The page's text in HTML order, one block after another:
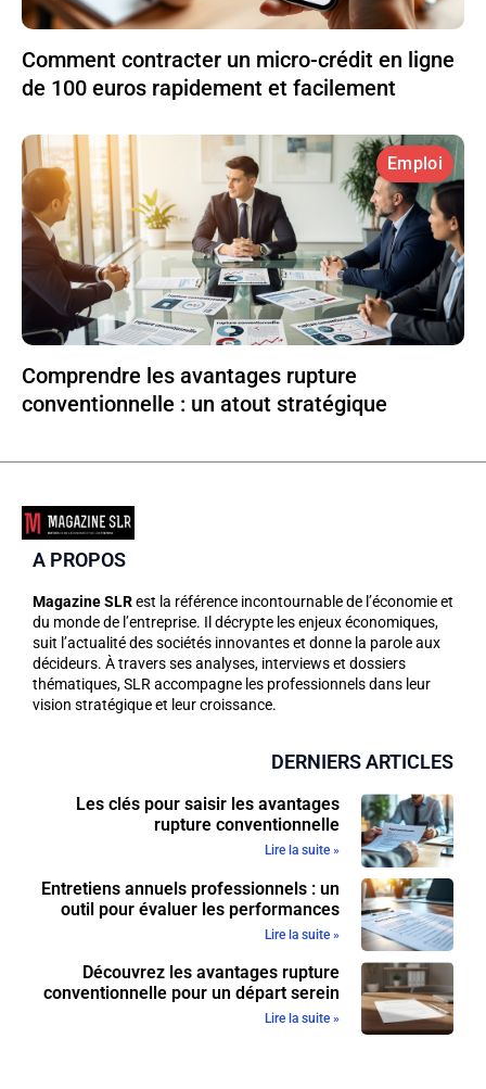
Comment contracter un micro-crédit en ligne
de 100 euros rapidement et facilement
Emploi
Comprendre les avantages rupture
conventionnelle : un atout stratégique
A PROPOS
Magazine SLRest la référence incontournable de l’économie et
du monde de l’entreprise. Il décrypte les enjeux économiques,
suit l’actualité des sociétés innovantes et donne la parole aux
décideurs. À travers ses analyses, interviews et dossiers
thématiques, SLR accompagne les professionnels dans leur
vision stratégique et leur croissance.
DERNIERS ARTICLES
Les clés pour saisir les avantages
rupture conventionnelle
Lire la suite »
Entretiens annuels professionnels : un
outil pour évaluer les performances
Lire la suite »
Découvrez les avantages rupture
conventionnelle pour un départ serein
Lire la suite »